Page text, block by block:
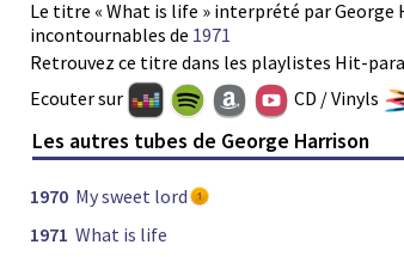
Le titre « What is life » interprété par
incontournables de 1971
Retrouvez ce titre dans les playlistes Hit-
Ecouter sur CD / Vinyls
Les autres tubes de George Harrison
1970 My sweet lord
1971 What is life